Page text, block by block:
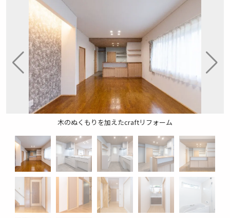
木のぬくもりを加えたcraftリフォーム